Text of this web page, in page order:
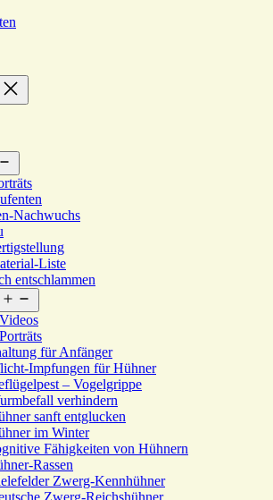
öffnen
Nachwuchs
Liste
entschlammen
öffnen
für Anfänger
Impfungen für Hühner
– Vogelgrippe
verhindern
sanft entglucken
im Winter
Fähigkeiten von Hühnern
Rassen
Zwerg-Kennhühner
Zwerg-Reichshühner